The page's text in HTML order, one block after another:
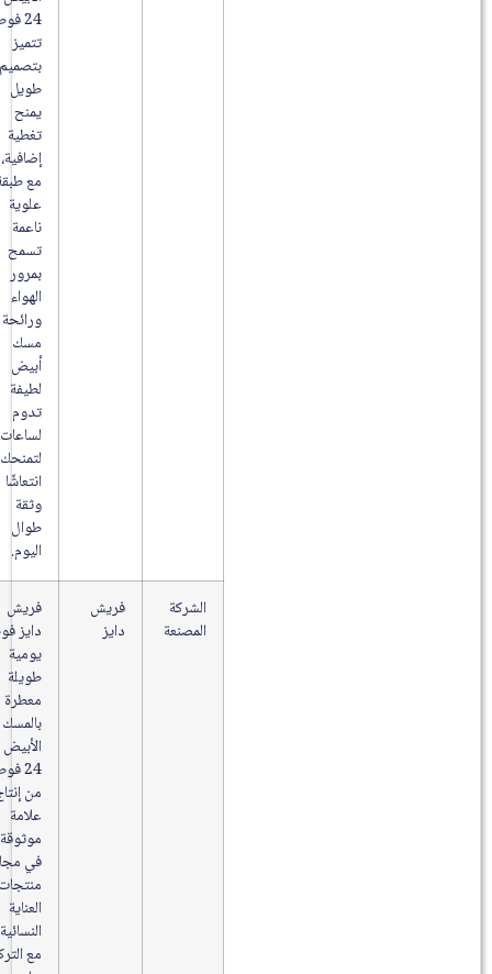
24 فوطة
بتصميم
تغطية
إضافية،
مع طبقة
تسمح
ورائحة
لساعات،
لتمنحك
انتعاشًا
الشركة
المصنعة
فريش
فريش
دايز فوط
طويلة
معطرة
بالمسك
الأبيض
24 فوطة
من إنتاج
موثوقة
في مجال
منتجات
النسائية،
مع التركيز